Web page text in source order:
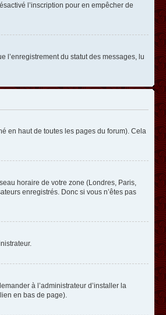
l’inscription pour en empêcher de
l’enregistrement du statut des messages, lu
en haut de toutes les pages du forum). Cela
horaire de votre zone (Londres, Paris,
enregistrés. Donc si vous n’êtes pas
à l’administrateur d’installer la
en bas de page).